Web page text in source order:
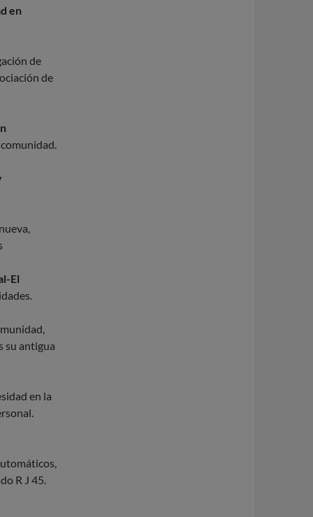
en
de
de
El
su antigua
en la
R J 45.